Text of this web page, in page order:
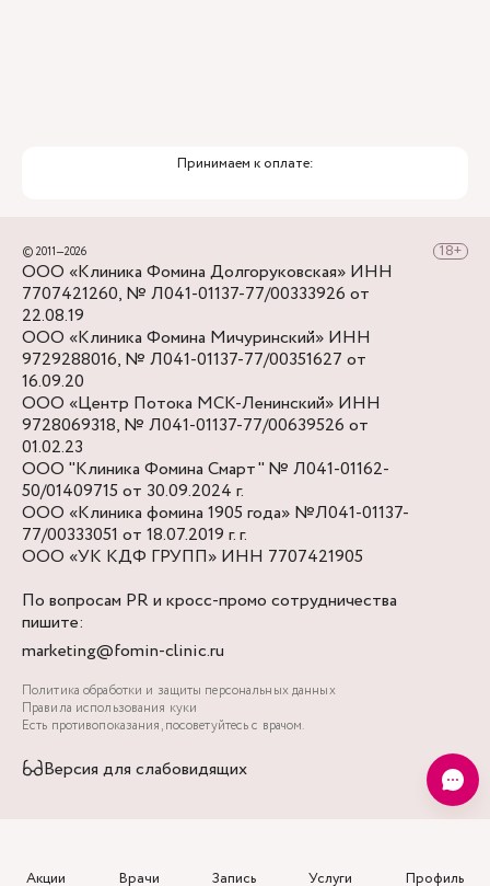
Принимаем к оплате:
© 2011—2026
ООО «Клиника Фомина Долгоруковская» ИНН
7707421260, № Л041-01137-77/00333926 от
22.08.19
ООО «Клиника Фомина Мичуринский» ИНН
9729288016, № Л041-01137-77/00351627 от
16.09.20
ООО «Центр Потока МСК-Ленинский» ИНН
9728069318, № Л041-01137-77/00639526 от
01.02.23
ООО "Клиника Фомина Смарт" № Л041-01162-
50/01409715 от 30.09.2024 г.
ООО «Клиника фомина 1905 года» №Л041-01137-
77/00333051 от 18.07.2019 г. г.
ООО «УК КДФ ГРУПП» ИНН 7707421905
По вопросам PR и кросс-промо сотрудничества
пишите:
marketing@fomin-clinic.ru
Политика обработки и защиты персональных данных
Правила использования куки
Есть противопоказания, посоветуйтесь с врачом.
Версия для слабовидящих
Акции Врачи Запись Услуги Профиль